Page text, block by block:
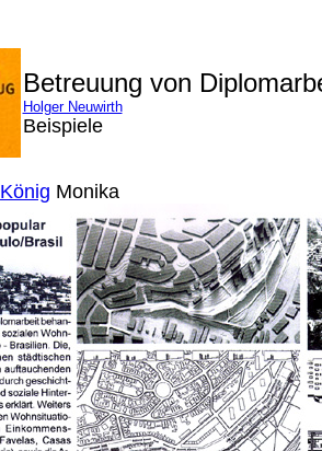
Betreuung von
Holger Neuwirth
Beispiele
König Monika